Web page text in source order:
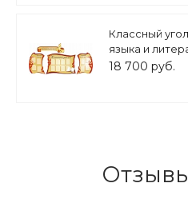
Классный
языка и
+ заголовок
18 700 руб.